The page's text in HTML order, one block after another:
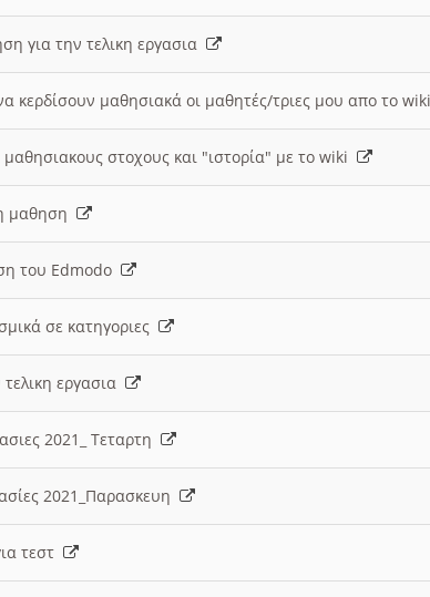
για την τελικη εργασια
κερδίσουν μαθησιακά οι μαθητές/τριες μου απο το
μαθησιακους στοχους και "ιστορία" με το wiki
μαθηση
του Edmodo
σε κατηγοριες
τελικη εργασια
2021_ Τεταρτη
2021_Παρασκευη
τεστ